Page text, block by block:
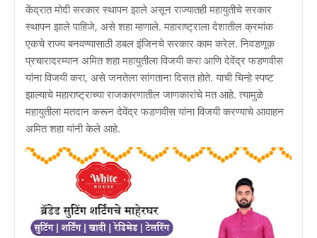
केंद्रात मोदी सरकार स्थापन झाले असून राज्यातही महायुतीचे सरकार
स्थापन झाले पाहिजे, असे शहा म्हणाले. महाराष्ट्राला देशातील क्रमांक
एकचे राज्य बनवण्यासाठी डबल इंजिनचे सरकार काम करेल. निवडणूक
प्रचारादरम्यान अमित शहा महायुतीला विजयी करा आणि देवेंद्र फडणवीस
यांना विजयी करा, असे जनतेला सांगताना दिसत होते. याची चिन्हे स्पष्ट
झाल्याचे महाराष्ट्राच्या राजकारणातील जाणकारांचे मत आहे. त्यामुळे
महायुतीला मतदान करून देवेंद्र फडणवीस यांना विजयी करण्याचे आवाहन
अमित शहा यांनी केले आहे.